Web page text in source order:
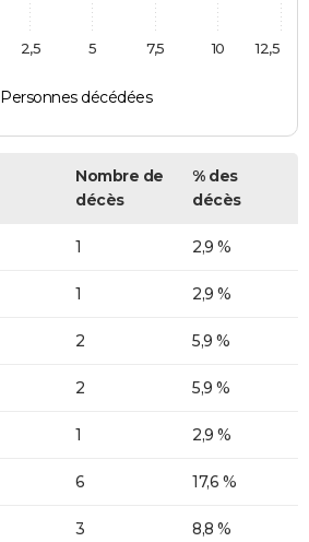
Personnes décédées
10
2,5 5 7,5 12,5
Nombre de
décès
% des
décès
1 2,9 %
1 2,9 %
2 5,9 %
2 5,9 %
1 2,9 %
6 17,6 %
3 8,8 %